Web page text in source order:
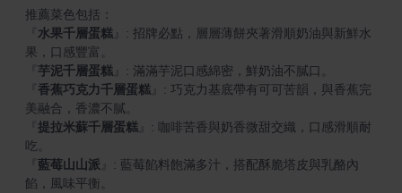
水果千層蛋糕
: 招牌必點，層層薄餅夾著滑順奶油與新鮮水
芋泥千層蛋糕
香蕉巧克力千層蛋糕
: 巧克力基底帶有可可苦韻，與香蕉完
提拉米蘇千層蛋糕
: 咖啡苦香與奶香微甜交織，口感滑順耐
藍莓山山派
: 藍莓餡料飽滿多汁，搭配酥脆塔皮與乳酪內
餡，風味平衡。